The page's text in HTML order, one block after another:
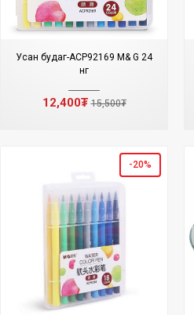
Усан будаг-ACP92169 M& G 24
өнгө
12,400₮15,500₮
-20%